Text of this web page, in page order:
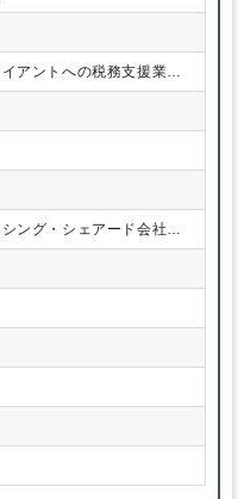
アントへの税務支援業務
ソーシング業務
ング・シェアード会社で